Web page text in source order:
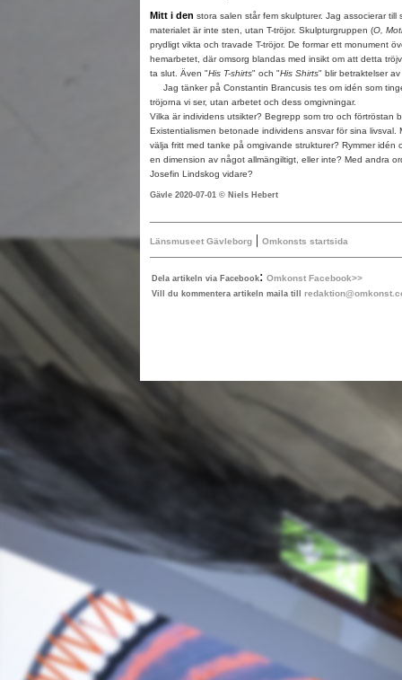
Mitt i den stora salen står fem skulpturer. Jag associerar till
materialet är inte sten, utan T-tröjor. Skulpturgruppen (O,
prydligt vikta och travade T-tröjor. De formar ett monument
hemarbetet, där omsorg blandas med insikt om att detta
ta slut. Även "His T-shirts" och "His Shirts" blir betraktelser
Jag tänker på Constantin Brancusis tes om idén som
tröjorna vi ser, utan arbetet och dess omgivningar.
Vilka är individens utsikter? Begrepp som tro och förtröstan
Existentialismen betonade individens ansvar för sina livsval.
välja fritt med tanke på omgivande strukturer? Rymmer idén
en dimension av något allmängiltigt, eller inte? Med andra
Josefin Lindskog vidare?
Gävle 2020-07-01 © Niels Hebert
Länsmuseet Gävleborg | Omkonsts startsida
Dela artikeln via Facebook: Omkonst Facebook>>
Vill du kommentera artikeln maila till